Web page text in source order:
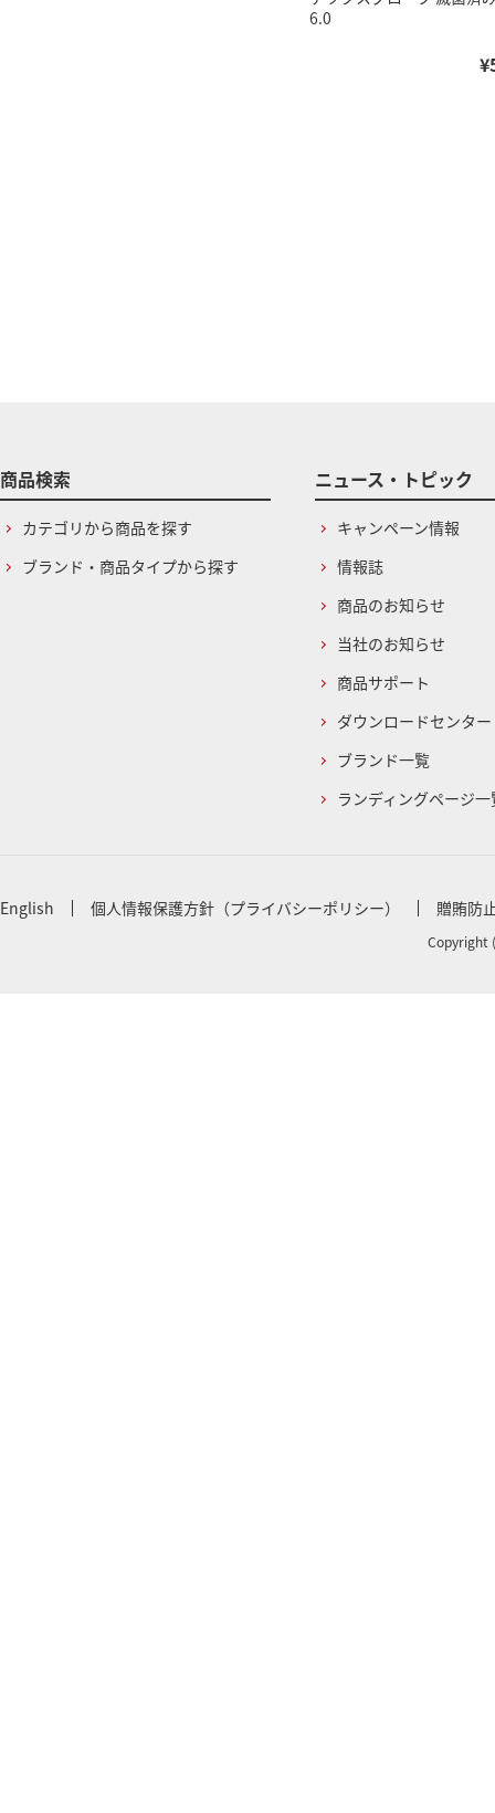
6.0
商品検索
カテゴリから商品を探す
ブランド・商品タイプから探す
ニュース・トピック
キャンペーン情報
情報誌
商品のお知らせ
当社のお知らせ
商品サポート
ダウンロードセンター
ブランド一覧
ランディングページ一
English 個人情報保護方針（プライバシーポリシー） 贈賄防
Copyright